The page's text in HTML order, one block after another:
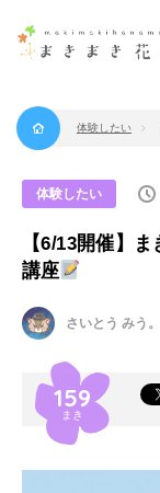
体験したい
体験したい
【6/13開催】
講座
さいとう みう。
159
まき